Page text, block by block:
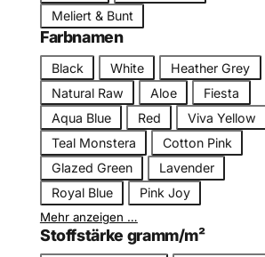
Meliert & Bunt
Farbnamen
a
r
b
n
e
Black White
Heather Grey
Natural Raw
Aloe
Fiesta
Aqua Blue
Red
Viva Yellow
Teal Monstera
Cotton Pink
Glazed Green
Lavender
Royal Blue
Pink Joy
Mehr anzeigen …
Stoffstärke gramm/m²